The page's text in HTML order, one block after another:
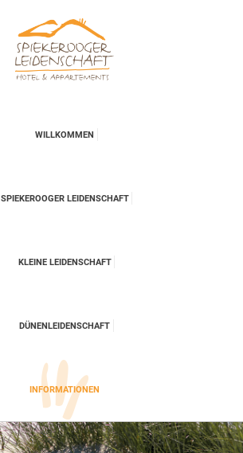
WILLKOMMEN
SPIEKEROOGER LEIDENSCHAFT
KLEINE LEIDENSCHAFT
DÜNENLEIDENSCHAFT
INFORMATIONEN